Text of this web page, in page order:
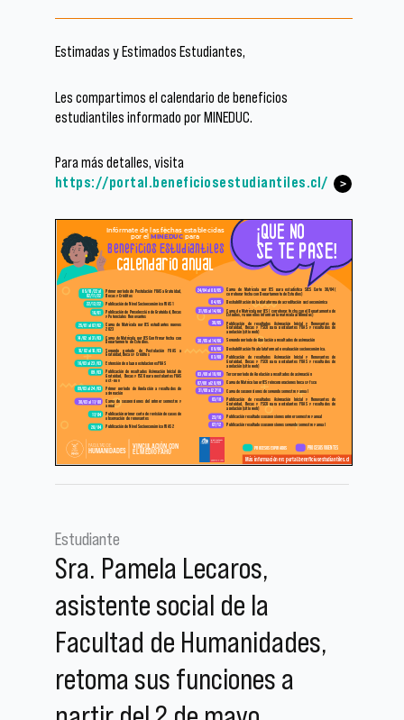
Estimadas y Estimados Estudiantes,
Les compartimos el calendario de beneficios
estudiantiles informado por MINEDUC.
Para más detalles, visita
https://portal.beneficiosestudiantiles.cl/
Estudiante
Sra. Pamela Lecaros,
asistente social de la
Facultad de Humanidades,
retoma sus funciones a